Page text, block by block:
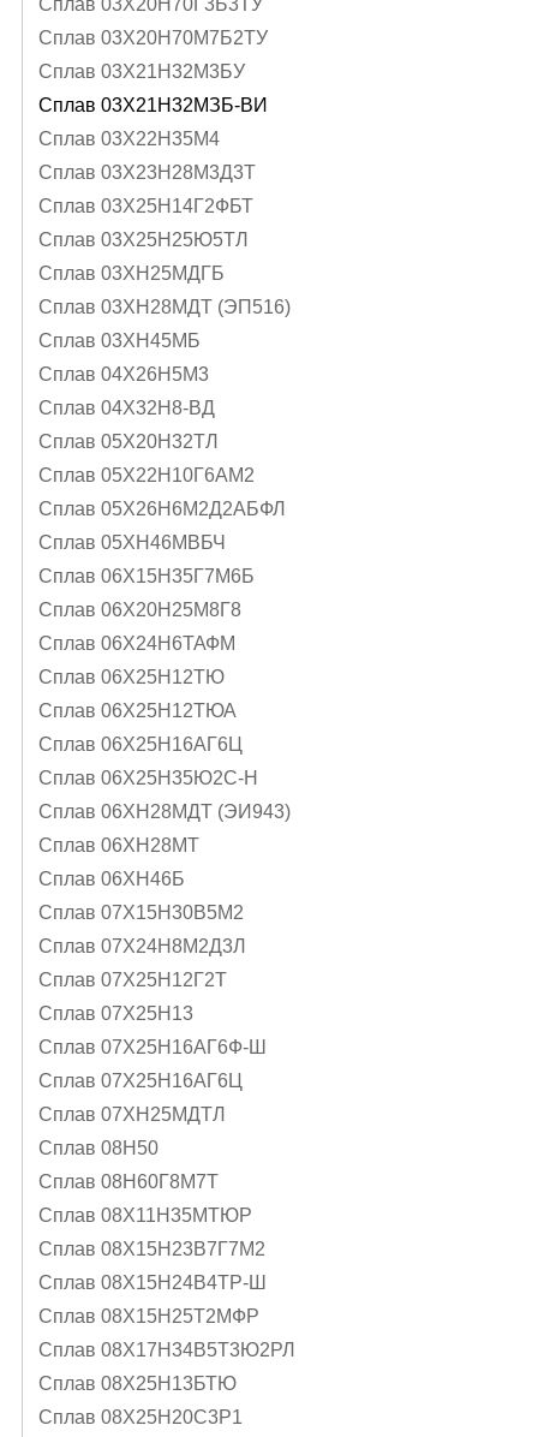
Сплав 03Х20Н70М7Б2ТУ
Сплав 03Х21Н32М3БУ
Сплав 03Х21Н32МЗБ-ВИ
Сплав 03Х22Н35М4
Сплав 03Х23Н28М3Д3Т
Сплав 03Х25Н14Г2ФБТ
Сплав 03Х25Н25Ю5ТЛ
Сплав 03ХН25МДГБ
Сплав 03ХН28МДТ (ЭП516)
Сплав 03ХН45МБ
Сплав 04Х26Н5М3
Сплав 04Х32Н8-ВД
Сплав 05X20H32TЛ
Сплав 05Х22Н10Г6АМ2
Сплав 05Х26Н6М2Д2АБФЛ
Сплав 05ХН46МВБЧ
Сплав 06Х15Н35Г7М6Б
Сплав 06Х20Н25М8Г8
Сплав 06Х24Н6ТАФМ
Сплав 06Х25Н12ТЮ
Сплав 06Х25Н12ТЮА
Сплав 06Х25Н16АГ6Ц
Сплав 06Х25Н35Ю2С-Н
Сплав 06ХН28МДТ (ЭИ943)
Сплав 06ХН28МТ
Сплав 06ХН46Б
Сплав 07Х15Н30В5М2
Сплав 07Х24Н8М2Д3Л
Сплав 07Х25Н12Г2Т
Сплав 07Х25Н13
Сплав 07Х25Н16АГ6Ф-Ш
Сплав 07Х25Н16АГ6Ц
Сплав 07ХН25МДТЛ
Сплав 08Н50
Сплав 08Н60Г8М7Т
Сплав 08Х11Н35МТЮР
Сплав 08Х15Н23В7Г7М2
Сплав 08Х15Н24В4ТР-Ш
Сплав 08Х15Н25Т2МФР
Сплав 08Х17Н34В5Т3Ю2РЛ
Сплав 08Х25Н13БТЮ
Сплав 08Х25Н20С3Р1